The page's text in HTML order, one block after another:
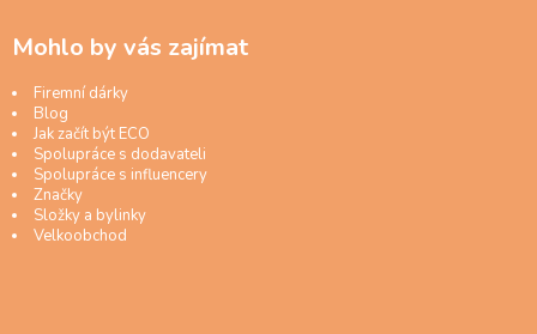
Mohlo by vás zajímat
Firemní dárky
Blog
Jak začít být ECO
Spolupráce s dodavateli
Spolupráce s influencery
Značky
Složky a bylinky
Velkoobchod